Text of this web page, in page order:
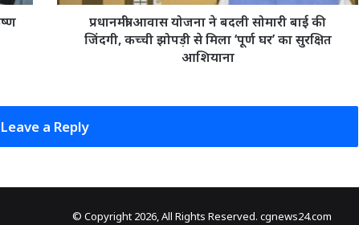
घर’
का
सुरक्षित
प्रधानमंत्री आवास योजना ने बदली सोमारी बाई की
जिंदगी, कच्ची झोपड़ी से मिला ‘पूर्ण घर’ का सुरक्षित
आशियाना
Leave a Reply
© Copyright 2026, All Rights Reserved. cgnews24.com